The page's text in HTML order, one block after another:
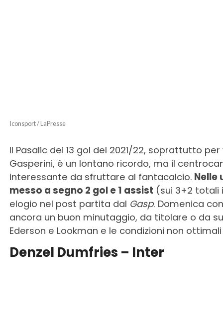
Iconsport / LaPresse
Il Pasalic dei 13 gol del 2021/22, soprattutto
Gasperini, è un lontano ricordo, ma il
interessante da sfruttare al fantacalcio. Nelle
messo a segno 2 gol e 1 assist (sui 3+2 totali
elogio nel post partita dal Gasp. Domenica
ancora un buon minutaggio, da titolare o da
Ederson e Lookman e le condizioni non
Denzel Dumfries – Inter